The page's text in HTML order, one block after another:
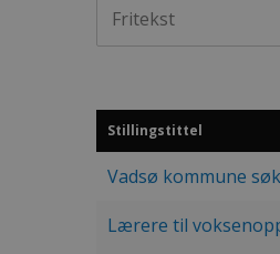
Stillingstittel
Vadsø kommune
Lærere til